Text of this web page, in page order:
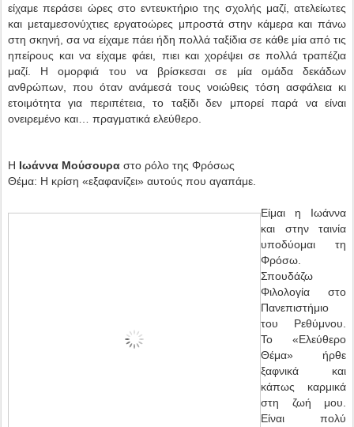
είχαμε περάσει ώρες στο εντευκτήριο της σχολής μαζί, ατελείωτες
και μεταμεσονύχτιες εργατοώρες μπροστά στην κάμερα και πάνω
στη σκηνή, σα να είχαμε πάει ήδη πολλά ταξίδια σε κάθε μία από τις
ηπείρους και να είχαμε φάει, πιει και χορέψει σε πολλά τραπέζια
μαζί. Η ομορφιά του να βρίσκεσαι σε μία ομάδα δεκάδων
ανθρώπων, που όταν ανάμεσά τους νοιώθεις τόση ασφάλεια κι
ετοιμότητα για περιπέτεια, το ταξίδι δεν μπορεί παρά να είναι
ονειρεμένο και… πραγματικά ελεύθερο.
Η Ιωάννα Μούσουρα στο ρόλο της Φρόσως
Θέμα: Η κρίση «εξαφανίζει» αυτούς που αγαπάμε.
Είμαι η Ιωάννα
και στην ταινία
υποδύομαι τη
Φρόσω.
Σπουδάζω
Φιλολογία στο
Πανεπιστήμιο
του Ρεθύμνου.
Το «Ελεύθερο
Θέμα» ήρθε
ξαφνικά και
κάπως καρμικά
στη ζωή μου.
Είναι πολύ